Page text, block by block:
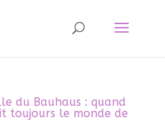
du Bauhaus : quand
toujours le monde de